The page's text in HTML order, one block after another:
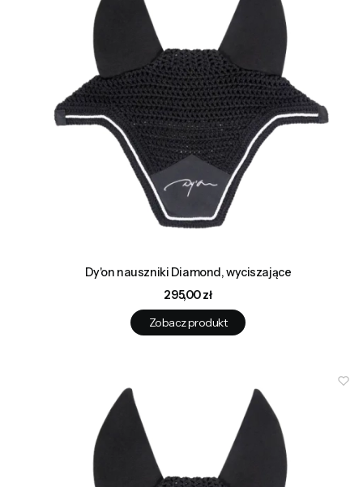
Dy'on nauszniki Diamond, wyciszające
Cena
295,00 zł
Zobacz produkt